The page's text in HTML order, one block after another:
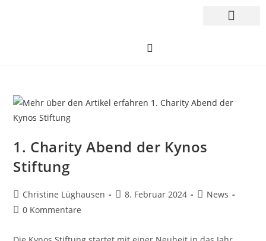
1. Charity Abend der Kynos
Stiftung
Christine Lüghausen 8. Februar 2024
News
0 Kommentare